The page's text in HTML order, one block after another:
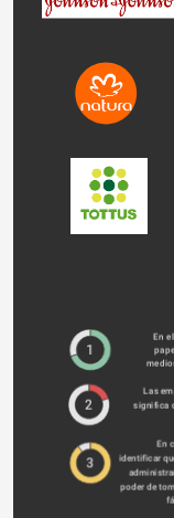
1
En
2
Las
significa
En
identificar
poder de
3